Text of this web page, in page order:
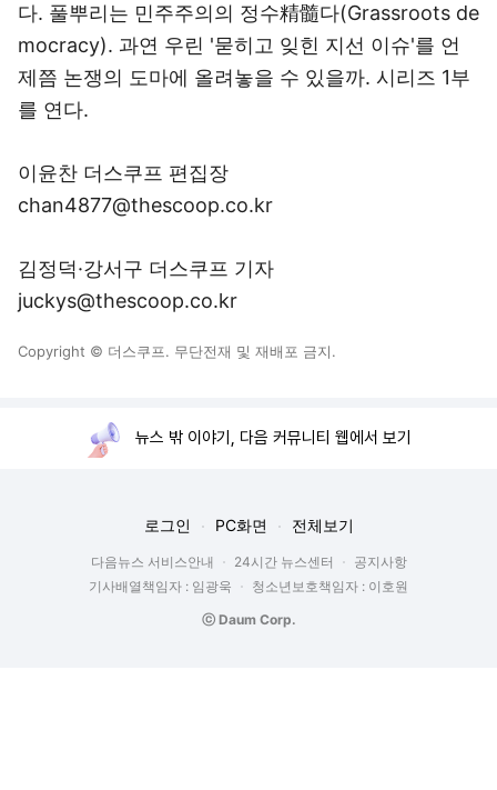
다. 풀뿌리는 민주주의의 정수精髓다(Grassroots de
mocracy). 과연 우린 '묻히고 잊힌 지선 이슈'를 언
제쯤 논쟁의 도마에 올려놓을 수 있을까. 시리즈 1부
를 연다.
이윤찬 더스쿠프 편집장
chan4877@thescoop.co.kr
김정덕·강서구 더스쿠프 기자
juckys@thescoop.co.kr
Copyright © 더스쿠프. 무단전재 및 재배포 금지.
뉴스 밖 이야기, 다음 커뮤니티 웹에서 보기
로그인 PC화면 전체보기
다음뉴스 서비스안내 24시간 뉴스센터
공지사항
기사배열책임자 : 임광욱
청소년보호책임자 : 이호원
ⓒ Daum Corp.